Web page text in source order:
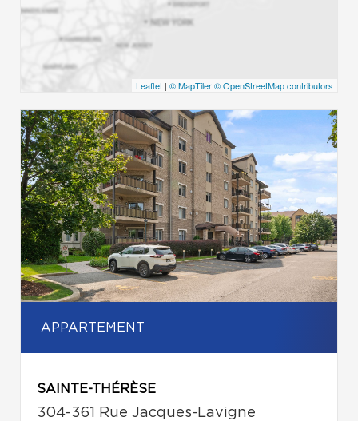
Leaflet | © MapTiler© OpenStreetMap contributors
APPARTEMENT
SAINTE-THÉRÈSE
304-361 Rue Jacques-Lavigne